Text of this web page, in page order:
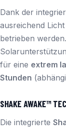
Dank der
ausreichend
betrieben
für eine extrem
Stunden
SHAKE AWAKE™
Die integrierte